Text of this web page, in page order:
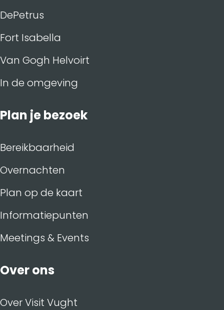
DePetrus
Fort Isabella
Van Gogh Helvoirt
In de omgeving
Plan je bezoek
Bereikbaarheid
Overnachten
Plan op de kaart
Informatiepunten
Meetings & Events
Over ons
Over Visit Vught